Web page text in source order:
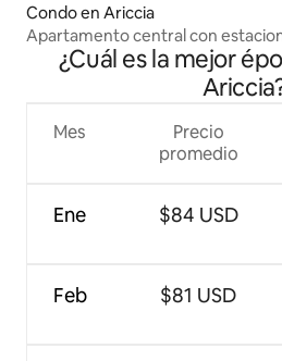
Condo en Ariccia
Apartamento central con
¿Cuál es la mejor
Mes
Ene
Feb
Precio
promedio
$84 USD
$81 USD